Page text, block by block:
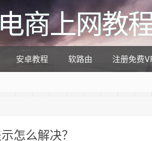
商上网教
安卓教程 软路由 注册免费
。
怎么解决？